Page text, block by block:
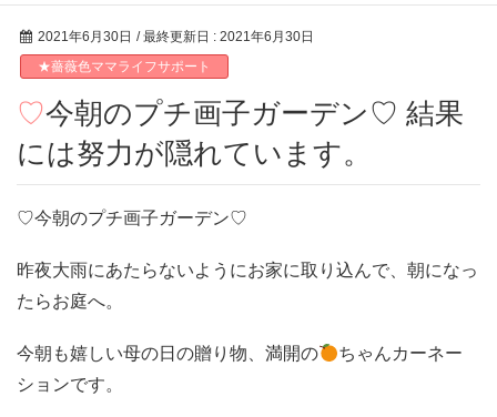
2021年6月30日 / 最終更新日 : 2021年6月30日
★薔薇色ママライフサポート
♡今朝のプチ画子ガーデン♡ 結果
には努力が隠れています。
♡今朝のプチ画子ガーデン♡
昨夜大雨にあたらないようにお家に取り込んで、朝になっ
たらお庭へ。
今朝も嬉しい母の日の贈り物、満開の
ちゃんカーネー
ションです。